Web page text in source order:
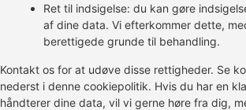
Ret til indsigelse: du kan gøre
af ​​dine data. Vi efterkommer dette,
berettigede grunde til behandling.
Kontakt os for at udøve disse rettigheder. Se
nederst i denne cookiepolitik. Hvis du har en
håndterer dine data, vil vi gerne høre fra dig,